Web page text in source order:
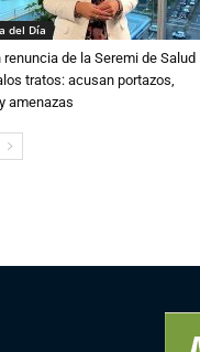
del Día
renuncia de la Seremi de Salud
tratos: acusan portazos,
amenazas